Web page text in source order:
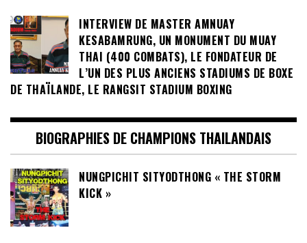
INTERVIEW DE MASTER AMNUAY
KESABAMRUNG, UN MONUMENT DU MUAY
THAI (400 COMBATS), LE FONDATEUR DE
L’UN DES PLUS ANCIENS STADIUMS DE BOXE
DE THAÏLANDE, LE RANGSIT STADIUM BOXING
BIOGRAPHIES DE CHAMPIONS THAILANDAIS
NUNGPICHIT SITYODTHONG « THE STORM
KICK »